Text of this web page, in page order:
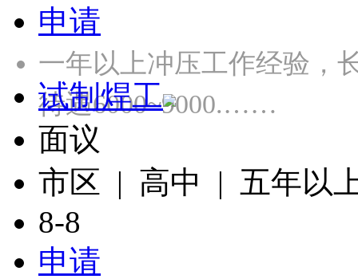
申请
一年以上冲压工作经验，
待遇6000~9000.……
试制焊工
面议
市区 | 高中 | 五年以
8-8
申请